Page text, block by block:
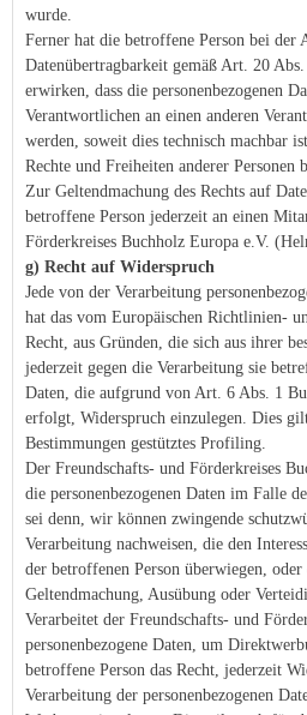
wurde.
Ferner hat die betroffene Person bei der
Datenübertragbarkeit gemäß Art. 20
erwirken, dass die personenbezogenen
Verantwortlichen an einen anderen
werden, soweit dies technisch machbar
Rechte und Freiheiten anderer Personen
Zur Geltendmachung des Rechts auf
betroffene Person jederzeit an einen
Förderkreises Buchholz Europa e.V.
g) Recht auf Widerspruch
Jede von der Verarbeitung
hat das vom Europäischen Richtlinien-
Recht, aus Gründen, die sich aus ihrer
jederzeit gegen die Verarbeitung sie
Daten, die aufgrund von Art. 6 Abs. 1
erfolgt, Widerspruch einzulegen. Dies
Bestimmungen gestütztes Profiling.
Der Freundschafts- und Förderkreises
die personenbezogenen Daten im Falle
sei denn, wir können zwingende
Verarbeitung nachweisen, die den
der betroffenen Person überwiegen,
Geltendmachung, Ausübung oder
Verarbeitet der Freundschafts- und
personenbezogene Daten, um
betroffene Person das Recht, jederzeit
Verarbeitung der personenbezogenen